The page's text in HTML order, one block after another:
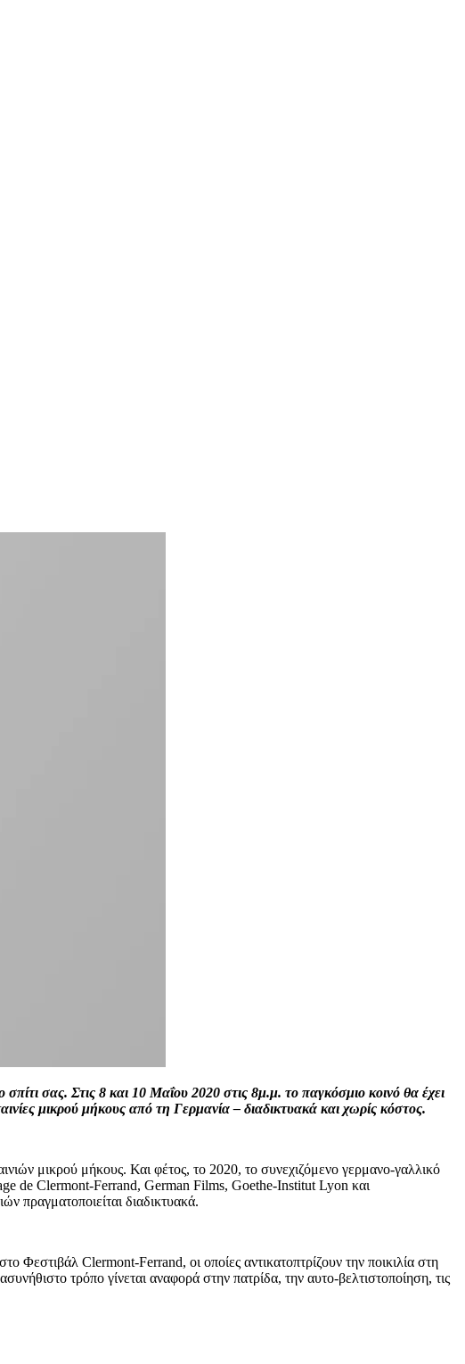
σας. Στις 8 και 10 Μαΐου 2020 στις 8μ.μ. το παγκόσμιο κοινό θα έχει
μικρού μήκους από τη Γερμανία – διαδικτυακά και χωρίς κόστος.
μικρού μήκους. Και φέτος, το 2020, το συνεχιζόμενο γερμανο-γαλλικό
de Clermont-Ferrand, German Films, Goethe-Institut Lyon και
πραγματοποιείται διαδικτυακά.
Φεστιβάλ Clermont-Ferrand, οι οποίες αντικατοπτρίζουν την ποικιλία στη
τρόπο γίνεται αναφορά στην πατρίδα, την αυτο-βελτιστοποίηση, τις